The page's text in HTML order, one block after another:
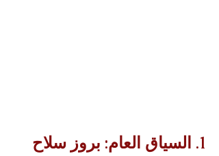
1. السياق العام: بروز سلاح